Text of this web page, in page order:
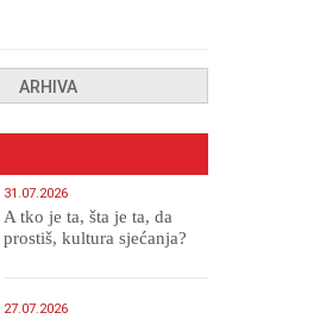
ARHIVA
31.07.2026
A tko je ta, šta je ta, da
prostiš, kultura sjećanja?
27.07.2026